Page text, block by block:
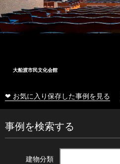
大船渡市民文化会館
❤ お気に入り保存した事例を見る
事例を検索する
建物分類